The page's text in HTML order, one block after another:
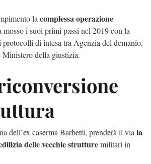
la complessa operazione
mosso i suoi primi passi nel 2019 con la
di intesa tra Agenzia del demanio,
della giustizia.
dell’ex caserma Barbetti, prenderà il via la
delle vecchie strutturemilitari in